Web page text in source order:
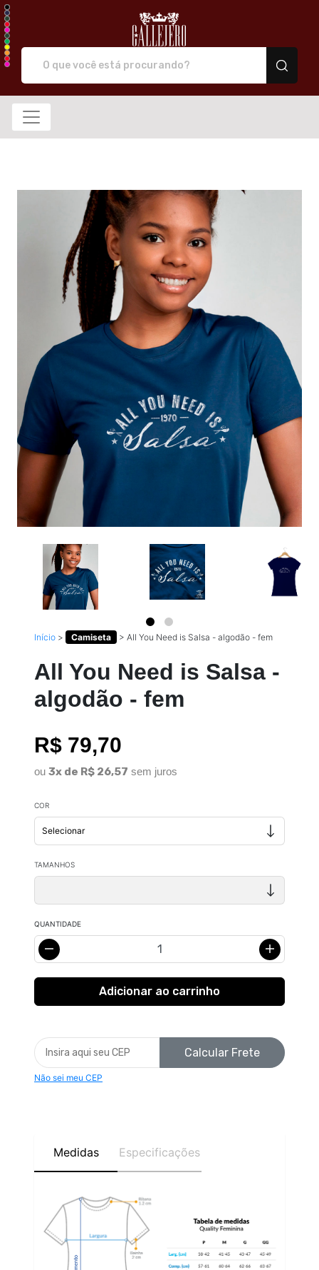
Início > Camiseta > All You Need is Salsa - algodão - fem
All You Need is Salsa -
algodão - fem
R$ 79,70
ou 3x de R$ 26,57 sem juros
COR
TAMANHOS
QUANTIDADE
Calcular Frete
Não sei meu CEP
Medidas Especificações